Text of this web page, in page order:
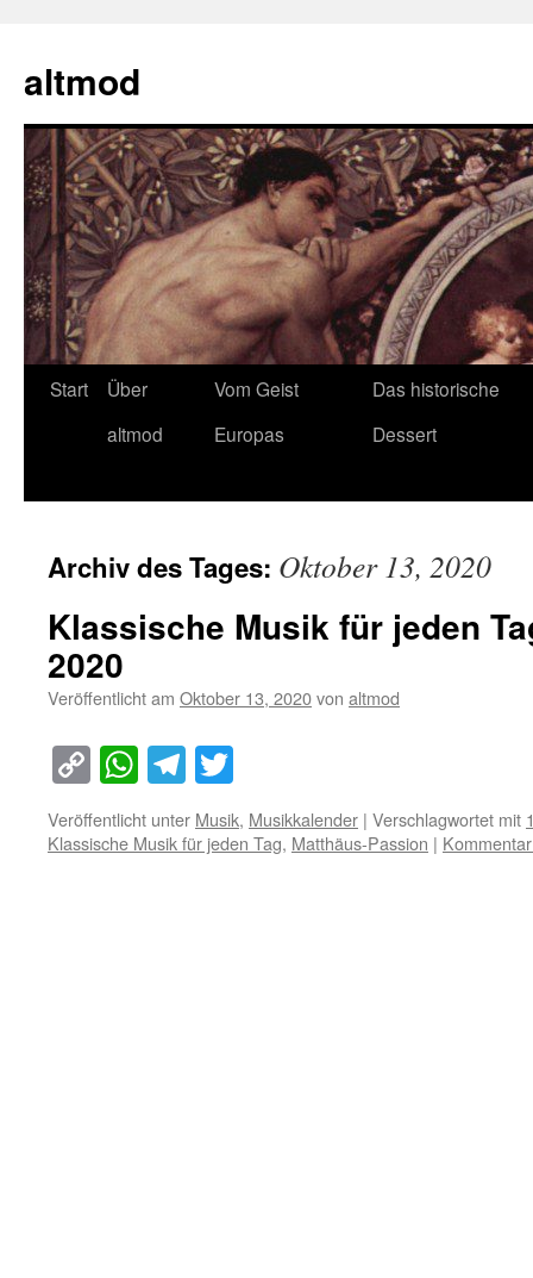
springen
altmod
Start
Über
altmod
Vom Geist
Europas
Das historische
Dessert
Archiv des Tages: Oktober 13, 2020
Klassische Musik für jeden
2020
Veröffentlicht am Oktober 13, 2020von altmod
Copy
Link
WhatsApp
Telegram
Veröffentlicht unter Musik, Musikkalender | Verschlagwortet mit
Klassische Musik für jeden Tag, Matthäus-Passion |